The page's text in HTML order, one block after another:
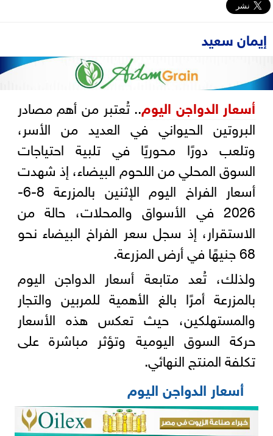
إيمان سعيد
أسعار الدواجن اليوم.. تُعتبر من أهم مصادر
البروتين الحيواني في العديد من الأسر،
وتلعب دورًا محوريًا في تلبية احتياجات
السوق المحلي من اللحوم البيضاء، إذ شهدت
أسعار الفراخ اليوم الإثنين بالمزرعة 8-6-
2026 في الأسواق والمحلات، حالة من
الاستقرار، إذ سجل سعر الفراخ البيضاء نحو
68 جنيهًا في أرض المزرعة.
ولذلك، تُعد متابعة أسعار الدواجن اليوم
بالمزرعة أمرًا بالغ الأهمية للمربين والتجار
والمستهلكين، حيث تعكس هذه الأسعار
حركة السوق اليومية وتؤثر مباشرة على
تكلفة المنتج النهائي.
أسعار الدواجن اليوم